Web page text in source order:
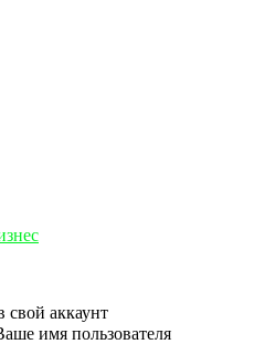
свой аккаунт
имя пользователя